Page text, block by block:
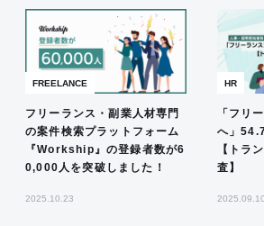
FREELANCE
フリーランス・副業人材専門
の案件検索プラットフォーム
『Workship』の登録者数が6
0,000人を突破しました！
2025.10.23
HR
「フリ
へ」
【トラ
査】
2025.09.10